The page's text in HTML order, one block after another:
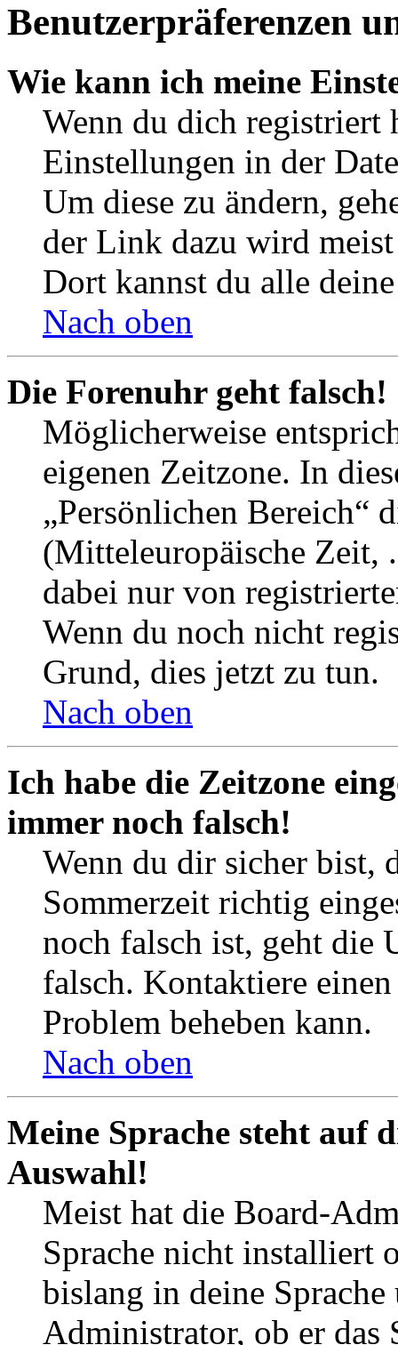
Benutzerpräferenzen
Wie kann ich meine
Wenn du dich registriert
Einstellungen in der
Um diese zu ändern,
der Link dazu wird
Dort kannst du alle
Nach oben
Die Forenuhr geht falsch!
Möglicherweise
eigenen Zeitzone. In
„Persönlichen Bereich“
(Mitteleuropäische Zeit,
dabei nur von
Wenn du noch nicht
Grund, dies jetzt zu tun.
Nach oben
Ich habe die Zeitzone
immer noch falsch!
Wenn du dir sicher bist,
Sommerzeit richtig
noch falsch ist, geht die
falsch. Kontaktiere
Problem beheben kann.
Nach oben
Meine Sprache steht auf
Auswahl!
Meist hat die Board-
Sprache nicht installiert
bislang in deine
Administrator, ob er das